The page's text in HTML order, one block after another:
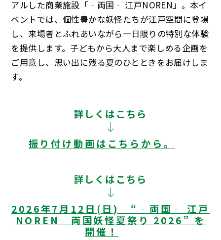
アルした商業施設「‐両国‐ 江戸NOREN」。本イ
ベントでは、個性豊かな妖怪たちが江戸空間に登場
し、来場者とふれあいながら一日限りの特別な体験
を提供します。子どもから大人まで楽しめる企画を
ご用意し、思い出に残る夏のひとときをお届けしま
す。
詳しくはこちら
振り付け動画はこちらから。
詳しくはこちら
2026年7月12日(日) “‐両国‐ 江戸
NOREN 両国妖怪夏祭り 2026” を
開催！